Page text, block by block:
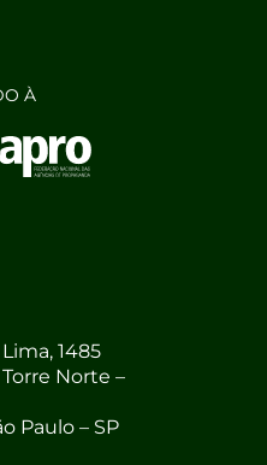
À
1485
Torre Norte –
Paulo – SP